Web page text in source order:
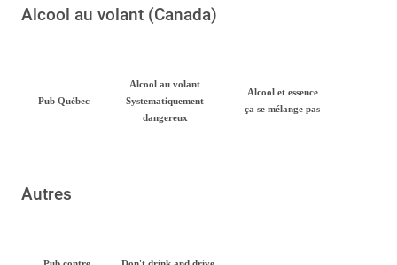
Alcool au volant (Canada)
Pub Québec
Alcool au volant
Systematiquement
dangereux
Alcool et essence
ça se mélange pas
Autres